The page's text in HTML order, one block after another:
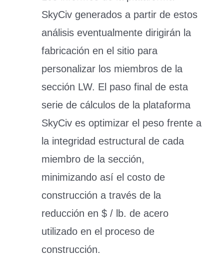
SkyCiv generados a partir de estos
análisis eventualmente dirigirán la
fabricación en el sitio para
personalizar los miembros de la
sección LW. El paso final de esta
serie de cálculos de la plataforma
SkyCiv es optimizar el peso frente a
la integridad estructural de cada
miembro de la sección,
minimizando así el costo de
construcción a través de la
reducción en $ / lb. de acero
utilizado en el proceso de
construcción.